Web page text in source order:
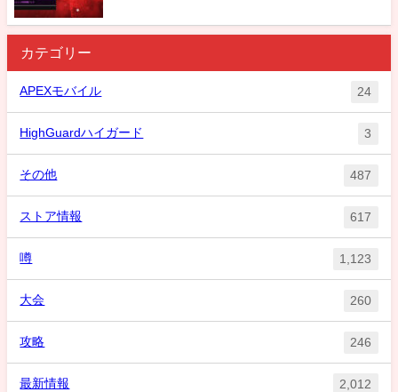
カテゴリー
APEXモバイル 24
HighGuardハイガード 3
その他 487
ストア情報 617
噂 1,123
大会 260
攻略 246
最新情報 2,012